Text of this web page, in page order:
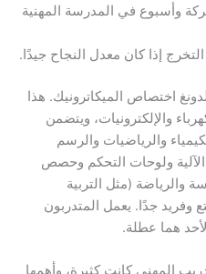
وأسبوع في المدرسة المهنية
إذا كان معدل النجاح جيدًا.
اختصاص الميكاترونيك. هذا
والإلكترونيات، ويتضمن
والرياضيات والرسم
الآلية ولوحات التحكم وحصص
والرياضة (مثل التربية
وفريد جدًا. يعمل المتدربون
المهني كانت كثيرة، وأهمها